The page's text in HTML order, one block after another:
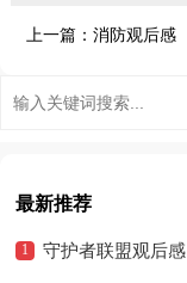
上一篇： 消防观后感
最新推荐
守护者联盟观后感